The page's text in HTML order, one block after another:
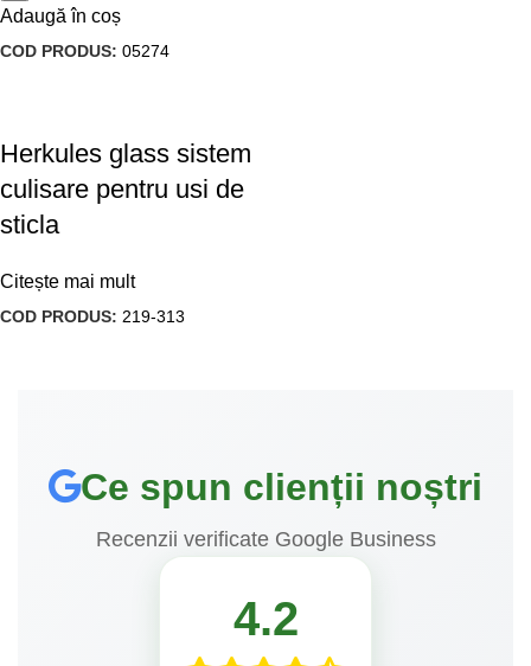
Adaugă în coș
COD PRODUS: 05274
Herkules glass sistem
culisare pentru usi de
sticla
Citește mai mult
COD PRODUS: 219-313
Ce spun clienții noștri
Recenzii verificate Google Business
4.2